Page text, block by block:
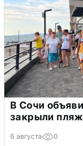
В Сочи
закрыли
6 августа 0